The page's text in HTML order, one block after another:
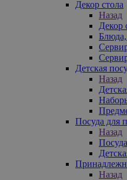
Декор стола
Назад
Декор
Блюда,
Детская
Назад
Посуда для
Назад
Назад